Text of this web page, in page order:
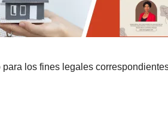
los fines legales